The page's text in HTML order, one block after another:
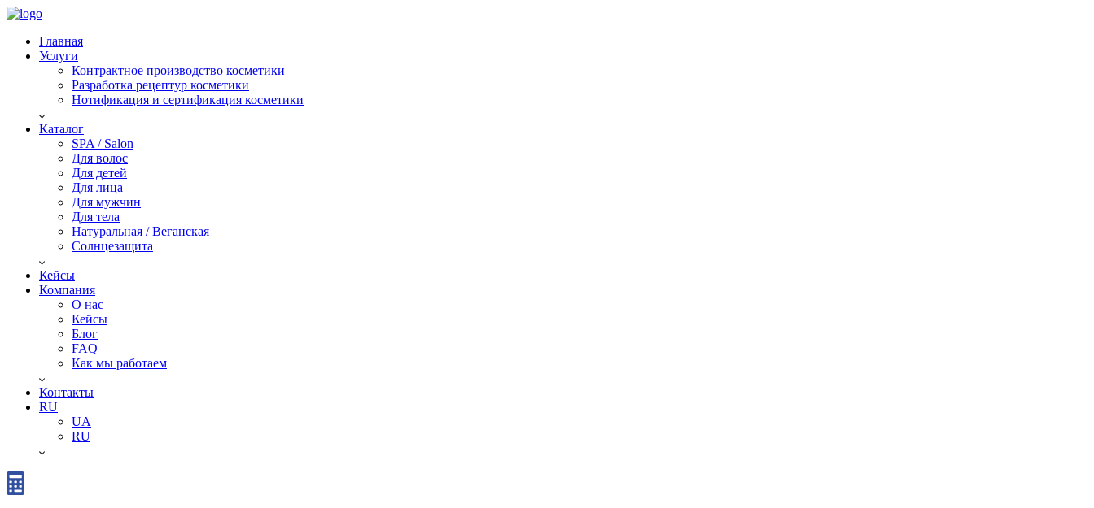
Главная
Услуги
Контрактное производство косметики
Разработка рецептур косметики
Нотификация и сертификация косметики
Каталог
SPA / Salon
Для волос
Для детей
Для лица
Для мужчин
Для тела
Натуральная / Веганская
Солнцезащита
Кейсы
Компания
О нас
Кейсы
Блог
FAQ
Как мы работаем
Контакты
RU
UA
RU